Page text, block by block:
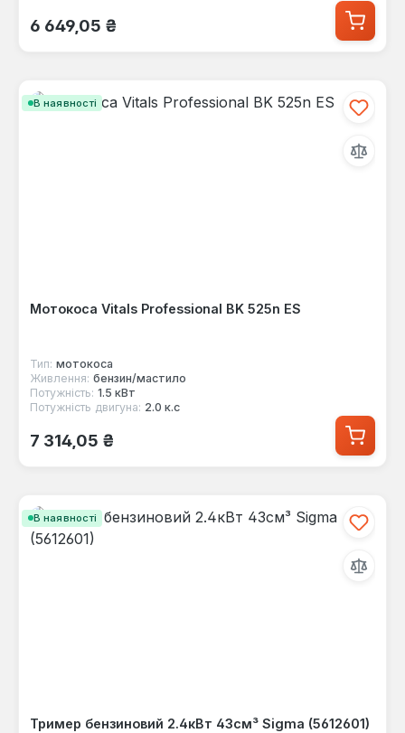
Звичайна ціна:
6 649,05 ₴
В наявності
Мотокоса Vitals Professional BK 525n ES
Тип: мотокоса
Живлення: бензин/мастило
Потужність: 1.5 кВт
Потужність двигуна: 2.0 к.с
Звичайна ціна:
7 314,05 ₴
В наявності
Тример бензиновий 2.4кВт 43см³ Sigma (5612601)